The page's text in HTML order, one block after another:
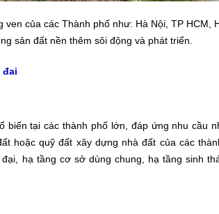
của các Thành phố như: Hà Nội, TP HCM,
sản đất nền thêm sôi động và phát triển.
đai
biến tại các thành phố lớn, đáp ứng nhu cầu
hoặc quỹ đất xây dựng nhà đất của các
hạ tầng cơ sở dùng chung, hạ tầng sinh